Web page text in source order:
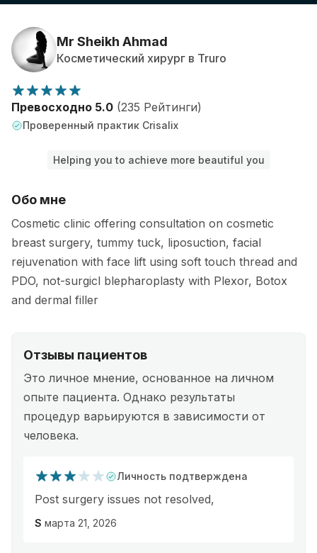
Mr Sheikh Ahmad
Косметический хирург в Truro
Превосходно 5.0 (235 Рейтинги)
Проверенный практик Crisalix
Helping you to achieve more beautiful you
Обо мне
Cosmetic clinic offering consultation on cosmetic
breast surgery, tummy tuck, liposuction, facial
rejuvenation with face lift using soft touch thread and
PDO, not-surgicl blepharoplasty with Plexor, Botox
and dermal filler
Отзывы пациентов
Это личное мнение, основанное на личном
опыте пациента. Однако результаты
процедур варьируются в зависимости от
человека.
Личность подтверждена
Post surgery issues not resolved,
S марта 21, 2026